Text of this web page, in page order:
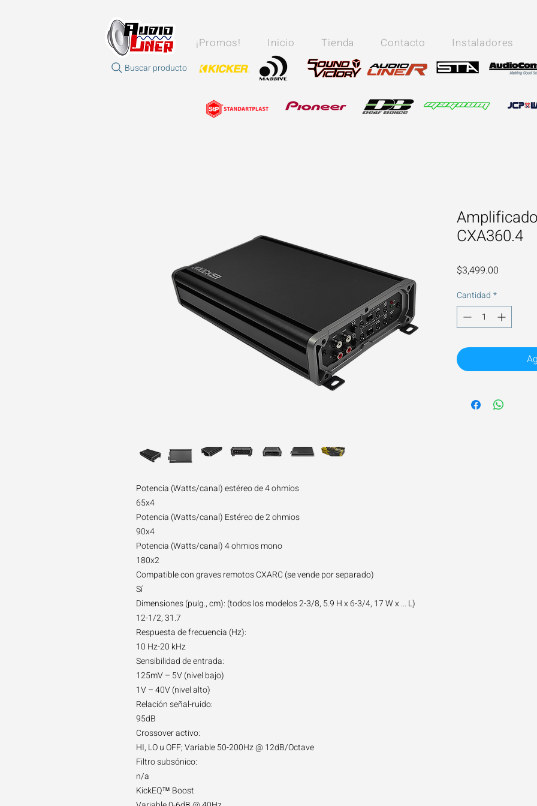
¡Promos! Inicio Tienda Contacto Instaladores
Buscar producto
Potencia (Watts/canal) estéreo de 4 ohmios
65x4
Potencia (Watts/canal) Estéreo de 2 ohmios
90x4
Potencia (Watts/canal) 4 ohmios mono
180x2
Compatible con graves remotos CXARC (se vende por separado)
Sí
Dimensiones (pulg., cm): (todos los modelos 2-3/8, 5.9 H x 6-3/4, 17 W x ... L)
12-1/2, 31.7
Respuesta de frecuencia (Hz):
10 Hz-20 kHz
Sensibilidad de entrada:
125mV – 5V (nivel bajo)
1V – 40V (nivel alto)
Relación señal-ruido:
95dB
Crossover activo:
HI, LO u OFF; Variable 50-200Hz @ 12dB/Octave
Filtro subsónico:
n/a
KickEQ™ Boost
CXA360.4
$3,499.00
Cantidad *